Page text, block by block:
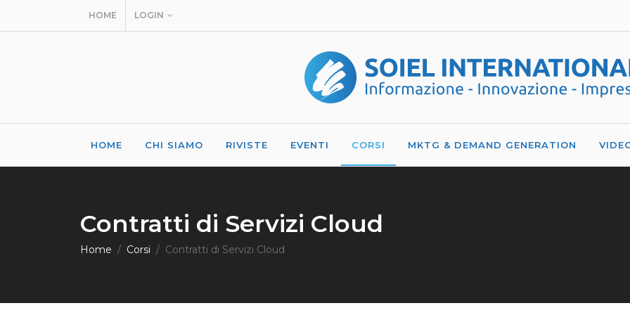
HOME LOGIN
HOME CHI SIAMO RIVISTE EVENTI CORSI MKTG & DEMAND GENERATION
Contratti di Servizi Cloud
Home Corsi Contratti di Servizi Cloud